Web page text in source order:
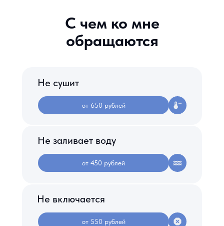
С чем ко мне
обращаются
Не сушит
от 650 рублей
Не включается
от 550 рублей
Не заливает воду
от 450 рублей